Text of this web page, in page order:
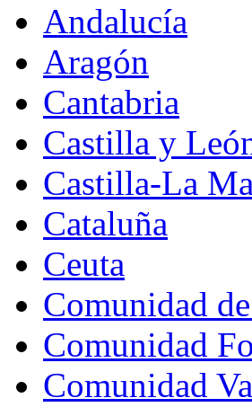
Andalucía
Aragón
Cantabria
Castilla y
Castilla-La
Cataluña
Ceuta
Comunidad
Comunidad
Comunidad